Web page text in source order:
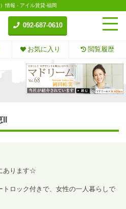
情報 - アイル賃貸-福岡
092-687-0610
お気に入り 閲覧履歴
あります☆
ロック付きで、女性の一人暮らしで